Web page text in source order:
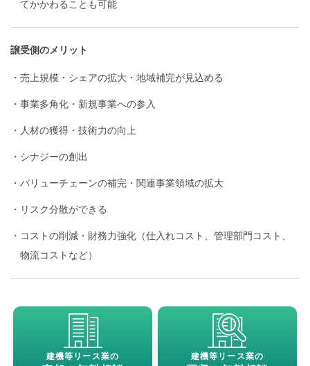
てかかわることも可能
譲受側のメリット
売上規模・シェアの拡大・地域補完が見込める
事業多角化・新規事業への参入
人材の獲得・技術力の向上
シナジーの創出
バリューチェーンの補完・関連事業領域の拡大
リスク分散ができる
コストの削減・財務力強化（仕入れコスト、管理部門コスト、
物流コストなど）
建機等リース業の 建機等リース業の